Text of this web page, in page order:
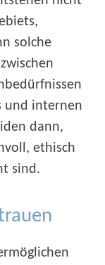
solche
und internen
dann,
ethisch
sind.